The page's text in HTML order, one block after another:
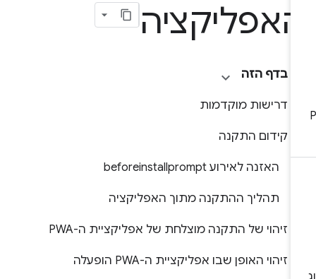
בדף הזה
דרישות מוקדמות
קידום התקנה
האזנה לאירוע beforeinstallprompt
תהליך ההתקנה מתוך האפליקציה
זיהוי של התקנה מוצלחת של אפליקציית ה-PWA
זיהוי האופן שבו אפליקציית ה-PWA הופעלה